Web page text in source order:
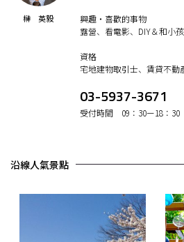
榊 英毅
興趣・喜歡的事物
露營、看電影、DIY＆和小
資格
宅地建物取引士、賃貸不動
03-5937-3671
受付時間 09：30ー18：30
沿線人氣景點